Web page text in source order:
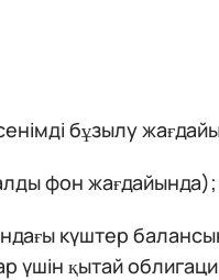
бұзылу
фон
күштер
қытай